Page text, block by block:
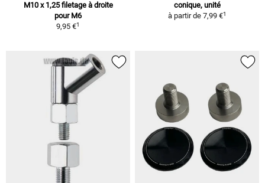
M10 x 1,25 filetage à droite
pour M6
9,95 €1
conique, unité
à partir de 7,99 €1